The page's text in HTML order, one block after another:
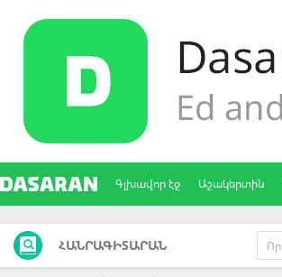
Գլխավոր էջ Աշակերտին
ՀԱՆՐԱԳԻՏԱՐԱՆ